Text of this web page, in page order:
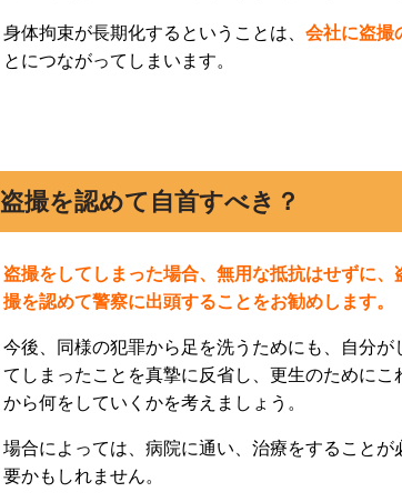
身体拘束が長期化するということは、 会社に盗撮
とにつながってしまいます。
盗撮を認めて自首すべき？
盗撮をしてしまった場合、無用な抵抗はせずに、
撮を認めて警察に出頭することをお勧めします。
今後、同様の犯罪から足を洗うためにも、自分が
てしまったことを真摯に反省し、更生のためにこ
から何をしていくかを考えましょう。
場合によっては、病院に通い、治療をすることが
要かもしれません。